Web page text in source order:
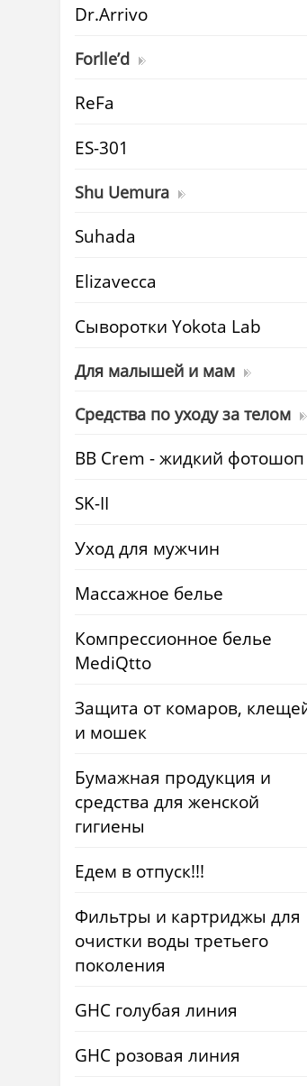
Dr.Arrivo
Forlle’d
ReFa
ES-301
Shu Uemura
Suhada
Elizavecca
Cыворотки Yokota Lab
Для малышей и мам
Средства по уходу за телом
BB Crem - жидкий фотошоп
SK-II
Уход для мужчин
Массажное белье
Компрессионное белье
MediQtto
Защита от комаров,
и мошек
Бумажная продукция и
средства для женской
гигиены
Едем в отпуск!!!
Фильтры и картриджы для
очистки воды третьего
поколения
GHC голубая линия
GHC розовая линия